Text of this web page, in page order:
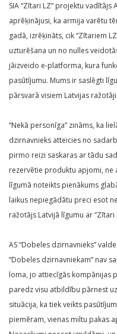
SIA “Zītari LZ” projektu
aprēķinājusi, ka armija varētu
gadā, izrēķināts, cik “Zītariem
uzturēšana un no nulles
jāizveido e-platforma, kura
pasūtījumu. Mums ir saslēgti
pārsvarā visiem Latvijas
“Nekā personīga” zināms, ka
dzirnavnieks atteicies no
pirmo reizi saskaras ar tādu
rezervētie produktu apjomi, ne
līgumā noteikts pienākums
laikus nepiegādātu preci esot
ražotājs Latvijā līgumu ar “Zītari
AS “Dobeles dzirnavnieks”
“Dobeles dzirnavniekam” nav
loma, jo attiecīgās kompānijas
paredz visu atbildību pārnest
situācija, ka tiek veikts
piemēram, vienas miltu pakas